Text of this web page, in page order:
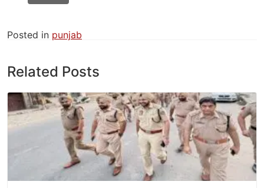
Posted in punjab
Related Posts